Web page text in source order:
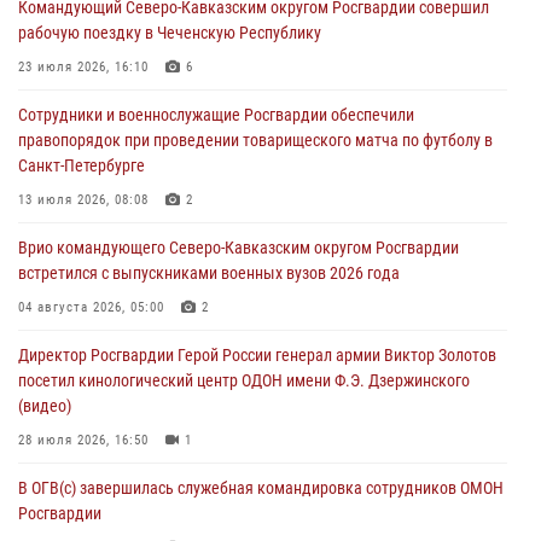
в честь юбилея ведомства
08 августа 2026, 09:03
медицины с учетом опыта СВО
08 августа 2026, 09:00
В Кабардино-Балкарии сотрудники Росгвардии провели турнир по
08 августа 2026, 07:00
Военнослужащие Софринской бригады Росгвардии встретились с
дорогой к Победе в СВО» (видео)
Командующий Северо-Кавказским округом Росгвардии совершил
рабочую поездку в Чеченскую Республику
23 июля 2026, 16:10 6
Сотрудники и военнослужащие Росгвардии обеспечили
правопорядок при проведении товарищеского матча по футболу в
Санкт-Петербурге
13 июля 2026, 08:08 2
Врио командующего Северо-Кавказским округом Росгвардии
встретился с выпускниками военных вузов 2026 года
04 августа 2026, 05:00 2
Директор Росгвардии Герой России генерал армии Виктор Золотов
посетил кинологический центр ОДОН имени Ф.Э. Дзержинского
(видео)
28 июля 2026, 16:50 1
В ОГВ(с) завершилась служебная командировка сотрудников ОМОН
Росгвардии